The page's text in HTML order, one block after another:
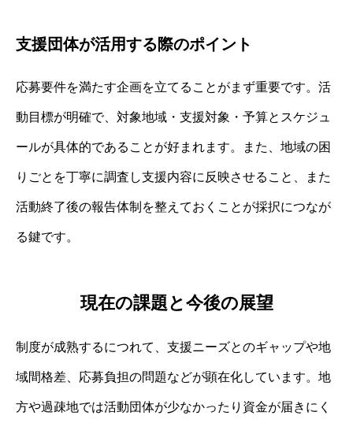
支援団体が活用する際のポイント
応募要件を満たす企画を立てることがまず重要です。活
動目標が明確で、対象地域・支援対象・予算とスケジュ
ールが具体的であることが好まれます。また、地域の困
りごとを丁寧に調査し支援内容に反映させること、また
活動終了後の報告体制を整えておくことが採択につなが
る鍵です。
現在の課題と今後の展望
制度が成熟するにつれて、支援ニーズとのギャップや地
域間格差、応募負担の問題などが顕在化しています。地
方や過疎地では活動団体が少なかったり資金が届きにく